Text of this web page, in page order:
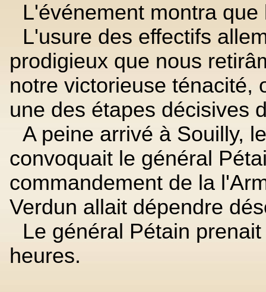
L'événement montra
L'usure des effectifs
prodigieux que nous
notre victorieuse ténacité,
une des étapes décisives
A peine arrivé à Souilly,
convoquait le général
commandement de la
Verdun allait dépendre
Le général Pétain
heures.